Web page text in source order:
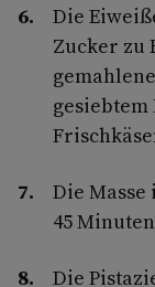
Die
Zucker zu
Die
45
Die